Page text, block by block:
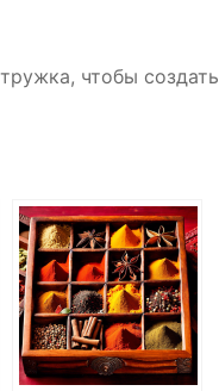
чтобы создать